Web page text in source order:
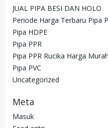
JUAL PIPA BESI DAN HOLO
Periode Harga Terbaru Pipa
Pipa HDPE
Pipa PPR
Pipa PPR Rucika Harga
Pipa PVC
Uncategorized
Meta
Masuk